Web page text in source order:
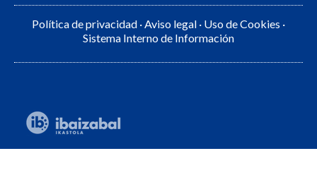
Política de privacidad ·Aviso legal · Uso de Cookies ·
Sistema Interno de Información